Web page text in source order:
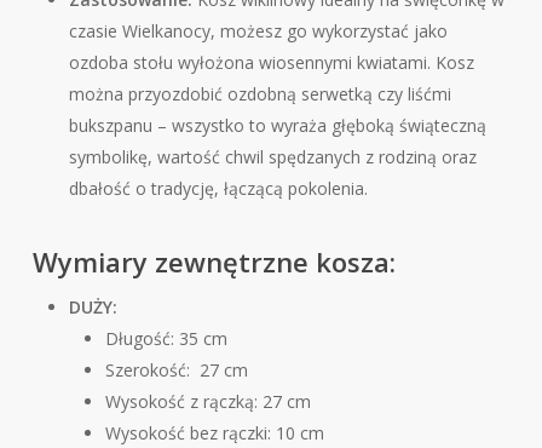
czasie Wielkanocy, możesz go wykorzystać jako
ozdoba stołu wyłożona wiosennymi kwiatami. Kosz
można przyozdobić ozdobną serwetką czy liśćmi
bukszpanu – wszystko to wyraża głęboką świąteczną
symbolikę, wartość chwil spędzanych z rodziną oraz
dbałość o tradycję, łączącą pokolenia.
Wymiary zewnętrzne kosza:
DUŻY:
Długość: 35 cm
Szerokość: 27 cm
Wysokość z rączką: 27 cm
Wysokość bez rączki: 10 cm